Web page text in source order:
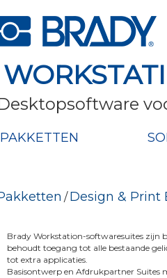
PAKKETTEN
/ Design & Print
Brady Workstation-softwaresuites zijn
behoudt toegang tot alle bestaande
tot extra applicaties.
Basisontwerp en Afdrukpartner Suites